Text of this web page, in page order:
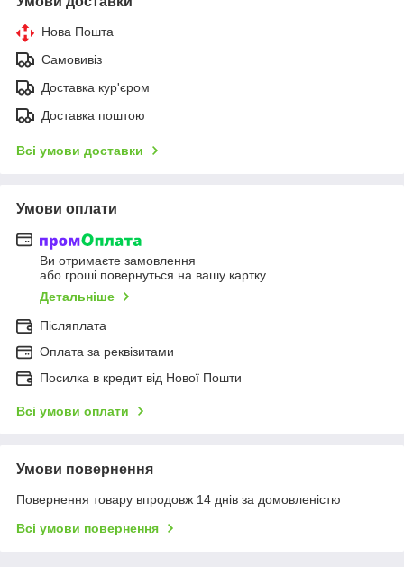
Нова Пошта
Самовивіз
Доставка кур'єром
Доставка поштою
Всі умови доставки
Умови оплати
Ви отримаєте замовлення
або гроші повернуться на вашу картку
Детальніше
Післяплата
Оплата за реквізитами
Посилка в кредит від Нової Пошти
Всі умови оплати
Умови повернення
Повернення товару впродовж 14 днів за домовленістю
Всі умови повернення